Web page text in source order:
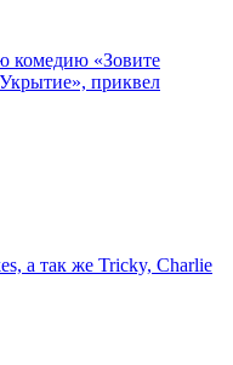
комедию «Зовите
приквел
а так же Tricky, Charlie